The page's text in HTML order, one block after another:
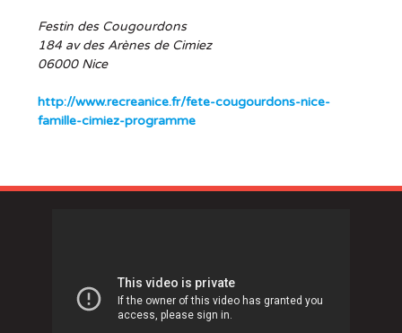
Festin des Cougourdons
184 av des Arènes de Cimiez
06000 Nice
http://www.recreanice.fr/fete-cougourdons-nice-
famille-cimiez-programme